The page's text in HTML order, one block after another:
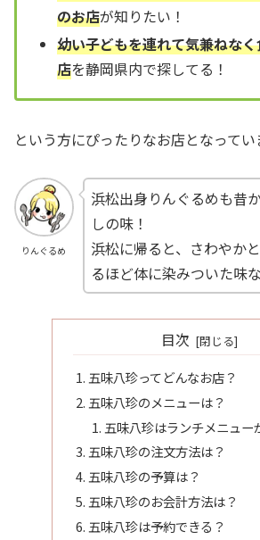
のお店が知りたい！
幼い子どもを連れて気兼ねな
店を静岡県内で探してる！
という方にぴったりなお店となってい
りんぐるめ
浜松出身りんぐるめも昔
しの味！
浜松に帰ると、さわやか
るほど体に染みついた味
目次
五味八珍ってどんなお店？
五味八珍のメニューは？
五味八珍はランチメニュー
五味八珍の注文方法は？
五味八珍の予算は？
五味八珍のお会計方法は？
五味八珍は予約できる？